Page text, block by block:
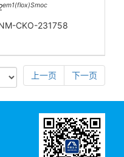
em1(flox)Smoc
CKO-231758
上一页 下一页